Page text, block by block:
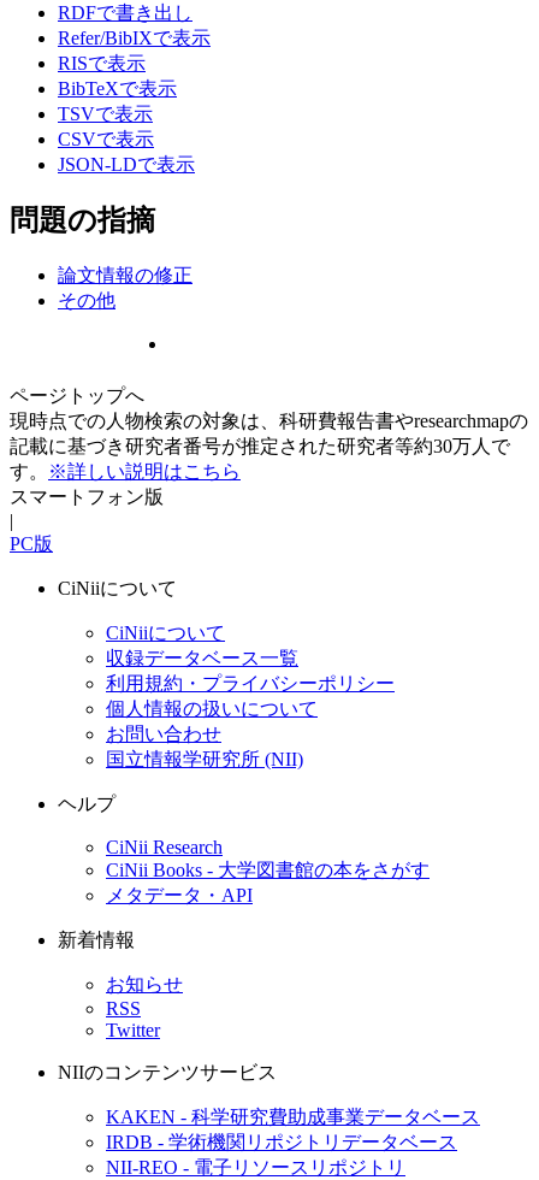
RDFで書き出し
Refer/BibIXで表示
RISで表示
BibTeXで表示
TSVで表示
CSVで表示
JSON-LDで表示
問題の指摘
論文情報の修正
その他
ページトップへ
現時点での人物検索の対象は、科研費報告書やresearchmapの
記載に基づき研究者番号が推定された研究者等約30万人で
す。
※詳しい説明はこちら
スマートフォン版
|
PC版
CiNiiについて
CiNiiについて
収録データベース一覧
利用規約・プライバシーポリシー
個人情報の扱いについて
お問い合わせ
国立情報学研究所 (NII)
ヘルプ
CiNii Research
CiNii Books - 大学図書館の本をさがす
メタデータ・API
新着情報
お知らせ
RSS
Twitter
NIIのコンテンツサービス
KAKEN - 科学研究費助成事業データベース
IRDB - 学術機関リポジトリデータベース
NII-REO - 電子リソースリポジトリ